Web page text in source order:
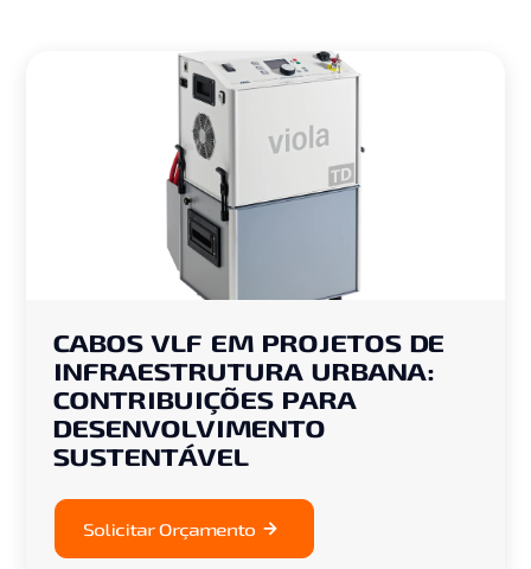
CABOS VLF EM PROJETOS DE
INFRAESTRUTURA URBANA:
CONTRIBUIÇÕES PARA
DESENVOLVIMENTO
SUSTENTÁVEL
Solicitar Orçamento